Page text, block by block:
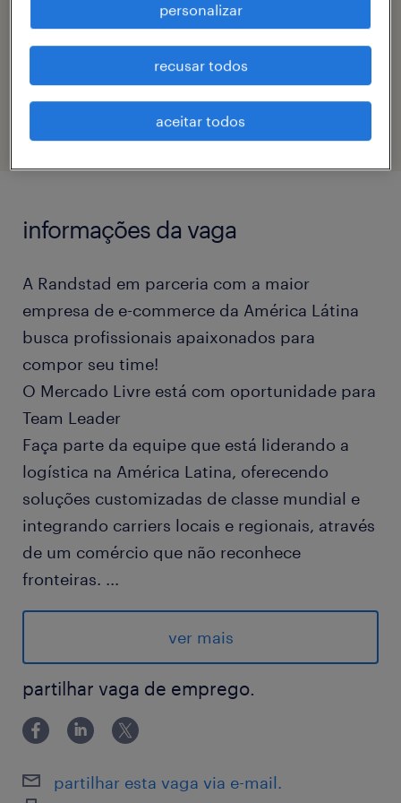
bruna larissa da silva
informações da vaga
A Randstad em parceria com a maior
empresa de e-commerce da América Látina
busca profissionais apaixonados para
compor seu time!
O Mercado Livre está com oportunidade para
Team Leader
Faça parte da equipe que está liderando a
logística na América Latina, oferecendo
soluções customizadas de classe mundial e
integrando carriers locais e regionais, através
de um comércio que não reconhece
fronteiras. ...
Temos um desafio para as pessoas que:
Vibram energia empreendedora: são movidas
pela curiosidade, nunca desistem e estão
focadas em superar seus próprios limites.
compromisso e dedicação.
ver mais
partilhar vaga de emprego.
partilhar esta vaga via e-mail.
personalizar
recusar todos
aceitar todos